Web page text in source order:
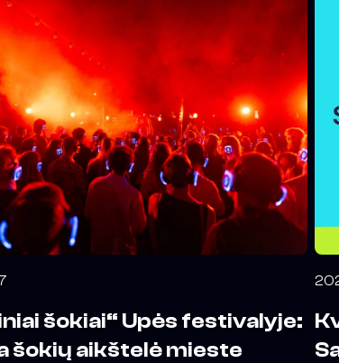
šokiai“ Upės festivalyje:
šokių aikštelė mieste